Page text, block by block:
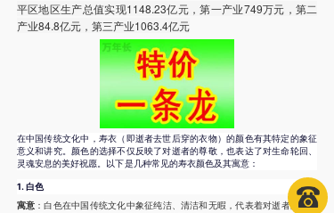
平区地区生产总值实现1148.23亿元，第一产业749万元，第二
产业84.8亿元，第三产业1063.4亿元
在中国传统文化中，寿衣（即逝者去世后穿的衣物）的颜色有其特定的象征
意义和讲究。颜色的选择不仅反映了对逝者的尊敬，也表达了对生命轮回、
灵魂安息的美好祝愿。以下是几种常见的寿衣颜色及其寓意：
1. 白色
寓意 ：白色在中国传统文化中象征纯洁、清洁和无暇，代表着对逝者的尊重